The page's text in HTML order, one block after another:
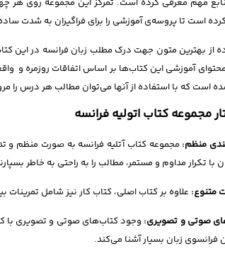
مهم معرفی کرده است. تمرکز این مجموعه روی هر
است تا پروسه‌ی آموزشی را برای فراگیران به شدت
از بهترین متون جهت درک مطلب زبان فرانسه در این
آموزشی این کتاب‌ها بر اساس اتفاقات روزمره و
است که با استفاده از آنها می‌توان مطالب هر درس را
مجموعه کتاب‌ اتولیه فرانسه
منظم: مجموعه کتاب‌ آتلیه فرانسه به صورت منظم و
با تکرار مداوم و مستمر، مطالب را به راحتی به خاطر
متنوع: علاوه بر کتاب اصلی، کتاب کار نیز شامل
صوتی و تصویری: وجود کتاب‌های صوتی و تصویری با
فرانسوی زبان بسیار آشنا می‌کند.